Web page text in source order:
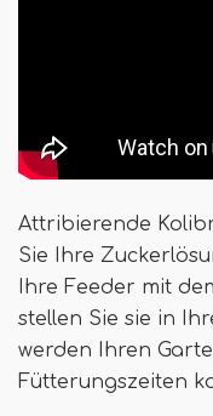
Attribierende
Sie Ihre
Ihre Feeder mit
stellen Sie sie in
werden Ihren
Fütterungszeiten